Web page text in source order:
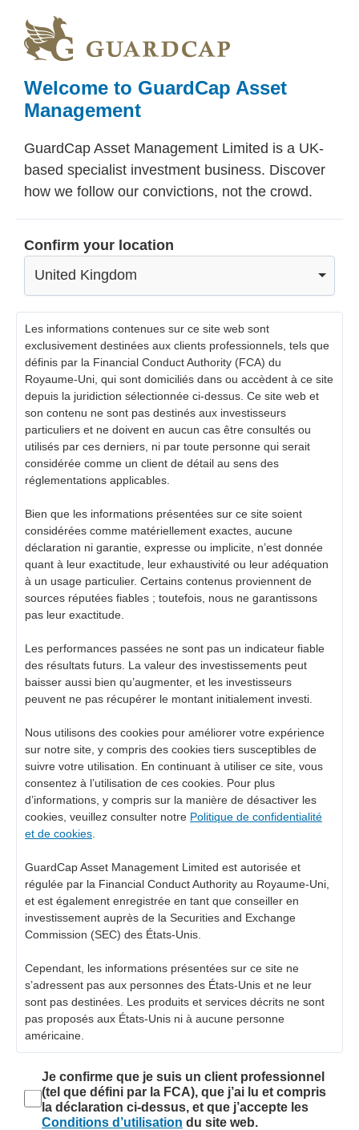
main
primary
footer
Welcome to GuardCap Asset
Management
GuardCap Asset Management Limited is a UK-
based specialist investment business. Discover
how we follow our convictions, not the crowd.
Confirm your location
United Kingdom
Les informations contenues sur ce site web sont
exclusivement destinées aux clients professionnels, tels que
définis par la Financial Conduct Authority (FCA) du
Royaume-Uni, qui sont domiciliés dans ou accèdent à ce site
depuis la juridiction sélectionnée ci-dessus. Ce site web et
son contenu ne sont pas destinés aux investisseurs
particuliers et ne doivent en aucun cas être consultés ou
utilisés par ces derniers, ni par toute personne qui serait
considérée comme un client de détail au sens des
réglementations applicables.
Bien que les informations présentées sur ce site soient
considérées comme matériellement exactes, aucune
déclaration ni garantie, expresse ou implicite, n’est donnée
quant à leur exactitude, leur exhaustivité ou leur adéquation
à un usage particulier. Certains contenus proviennent de
sources réputées fiables ; toutefois, nous ne garantissons
pas leur exactitude.
Les performances passées ne sont pas un indicateur fiable
des résultats futurs. La valeur des investissements peut
baisser aussi bien qu’augmenter, et les investisseurs
peuvent ne pas récupérer le montant initialement investi.
Nous utilisons des cookies pour améliorer votre expérience
sur notre site, y compris des cookies tiers susceptibles de
suivre votre utilisation. En continuant à utiliser ce site, vous
consentez à l’utilisation de ces cookies. Pour plus
d’informations, y compris sur la manière de désactiver les
cookies, veuillez consulter notre Politique de confidentialité
et de cookies
GuardCap Asset Management Limited est autorisée et
régulée par la Financial Conduct Authority au Royaume-Uni,
et est également enregistrée en tant que conseiller en
investissement auprès de la Securities and Exchange
Commission (SEC) des États-Unis.
Cependant, les informations présentées sur ce site ne
s’adressent pas aux personnes des États-Unis et ne leur
sont pas destinées. Les produits et services décrits ne sont
pas proposés aux États-Unis ni à aucune personne
américaine.
Je confirme que je suis un client professionnel
(tel que défini par la FCA), que j’ai lu et compris
la déclaration ci-dessus, et que j’accepte les
Conditions d’utilisation du site web.